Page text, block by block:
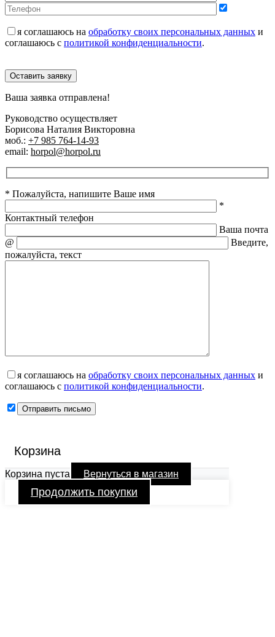
я соглашаюсь на обработку своих персональных данных и
соглашаюсь с политикой конфиденциальности.
Оставить заявку
Ваша заявка отправлена!
Руководство осуществляет
Борисова Наталия Викторовна
моб.: +7 985 764-14-93
email: horpol@horpol.ru
* Пожалуйста, напишите Ваше имя
*
Контактный телефон
Ваша почта
@
Введите,
пожалуйста, текст
я соглашаюсь на обработку своих персональных данных и
соглашаюсь с политикой конфиденциальности.
Корзина
Корзина пуста Вернуться в магазин
Продолжить покупки